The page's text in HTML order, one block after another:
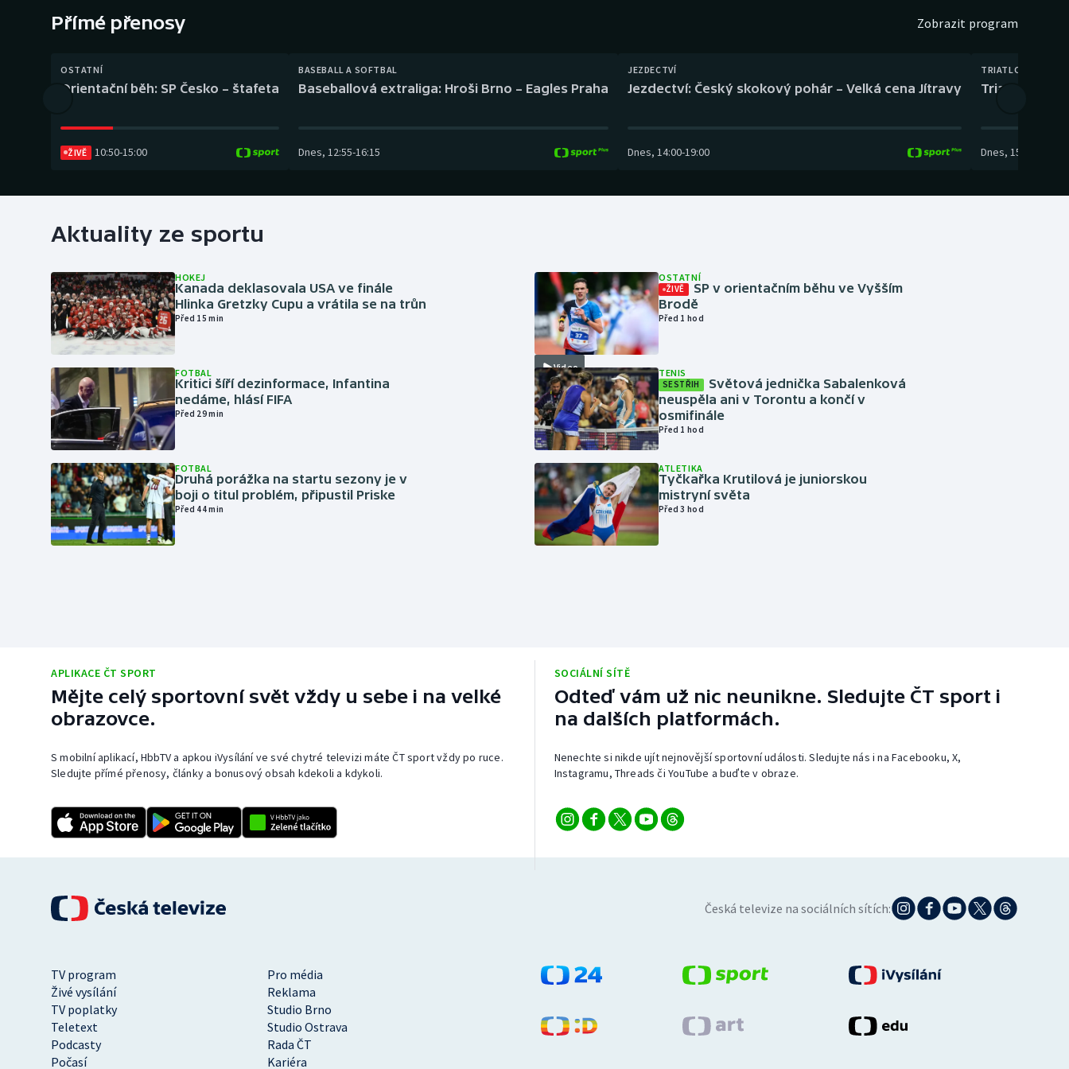
Florbal
Golf
Gymnastika
Olympijské hry
Plážový volejbal
Vodní slalom
Ostatní
Přímé přenosy Zobrazit program
OSTATNÍ
Orientační běh: SP Česko – štafeta
ŽIVĚ 10:50-15:00
BASEBALL A SOFTBAL
Baseballová extraliga: Hroši Brno – Eagles Praha
Dnes, 12:55-16:15
JEZDECTVÍ
Jezdectví: Český skokový pohár – Velká cena Jítravy
Dnes, 14:00-19:00
TRIATLON
Triatlon:
Dnes, 15:00
Aktuality ze sportu
HOKEJ
Kanada deklasovala USA ve finále
Hlinka Gretzky Cupu a vrátila se na trůn
Před 15 min
FOTBAL
Kritici šíří dezinformace, Infantina
nedáme, hlásí FIFA
Před 29 min
FOTBAL
Druhá porážka na startu sezony je v
boji o titul problém, připustil Priske
Před 44 min
Video
OSTATNÍ
ŽIVĚ
SP v orientačním běhu ve Vyšším
Brodě
Před 1 hod
TENIS
SESTŘIH
Světová jednička Sabalenková
neuspěla ani v Torontu a končí v
osmifinále
Před 1 hod
ATLETIKA
Tyčkařka Krutilová je juniorskou
mistryní světa
Před 3 hod
APLIKACE ČT SPORT
Mějte celý sportovní svět vždy u sebe i na velké
obrazovce.
S mobilní aplikací, HbbTV a apkou iVysílání ve své chytré televizi máte ČT sport vždy po ruce.
Sledujte přímé přenosy, články a bonusový obsah kdekoli a kdykoli.
SOCIÁLNÍ SÍTĚ
Odteď vám už nic neunikne. Sledujte ČT sport i
na dalších platformách.
Nenechte si nikde ujít nejnovější sportovní události. Sledujte nás i na Facebooku, X,
Instagramu, Threads či YouTube a buďte v obraze.
Česká televize na sociálních sítích:
TV program
Pro média
Živé vysílání
Reklama
TV poplatky
Studio Brno
Teletext
Studio Ostrava
Podcasty
Rada ČT
Počasí
Kariéra